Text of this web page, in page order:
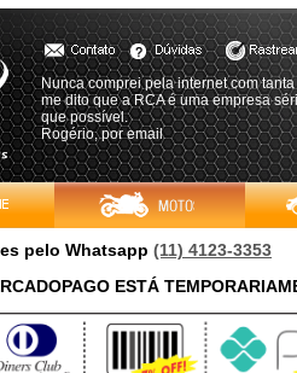
Nunca comprei pela internet com
me dito que a RCA é uma empresa
que possível.
Rogério, por email
pelo Whatsapp (11) 4123-3353
ESTÁ